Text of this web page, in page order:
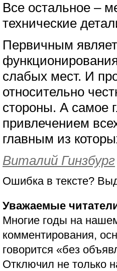
Все остальное –
технические
Первичным
слабых мест. И
относительно
стороны. А самое
привлечением
главным из
Виталий Гинзбург
Ошибка в тексте?
Уважаемые
Многие годы на
комментирования,
говорится «без
Отключил не только